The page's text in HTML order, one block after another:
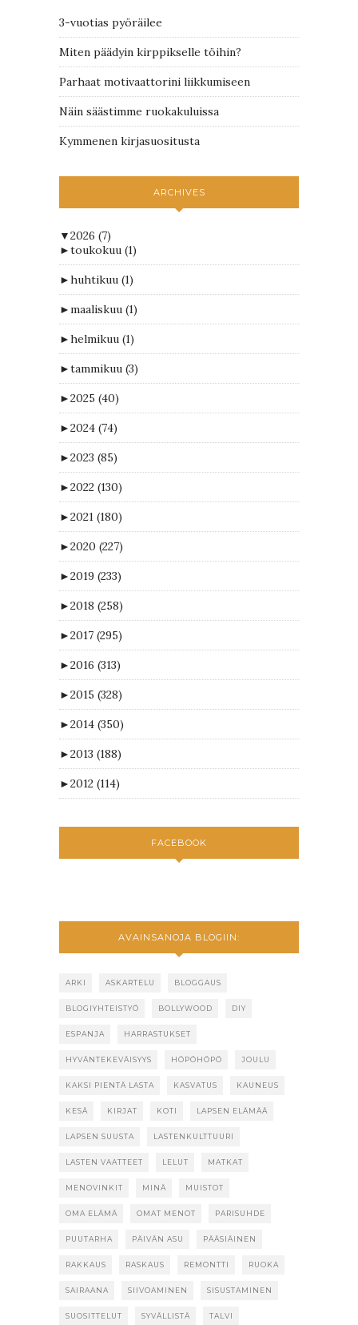
3-vuotias pyöräilee
Miten päädyin kirppikselle töihin?
Parhaat motivaattorini liikkumiseen
Näin säästimme ruokakuluissa
Kymmenen kirjasuositusta
ARCHIVES
▼2026 (7)
►toukokuu (1)
►huhtikuu (1)
►maaliskuu (1)
►helmikuu (1)
►tammikuu (3)
►2025 (40)
►2024 (74)
►2023 (85)
►2022 (130)
►2021 (180)
►2020 (227)
►2019 (233)
►2018 (258)
►2017 (295)
►2016 (313)
►2015 (328)
►2014 (350)
►2013 (188)
►2012 (114)
FACEBOOK
AVAINSANOJA BLOGIIN:
ARKI ASKARTELU BLOGGAUS
BLOGIYHTEISTYÖ BOLLYWOOD DIY
ESPANJA HARRASTUKSET
HYVÄNTEKEVÄISYYS HÖPÖHÖPÖ JOULU
KAKSI PIENTÄ LASTA KASVATUS KAUNEUS
KESÄ KIRJAT KOTI LAPSEN ELÄMÄÄ
LAPSEN SUUSTA LASTENKULTTUURI
LASTEN VAATTEET LELUT MATKAT
MENOVINKIT MINÄ MUISTOT
OMA ELÄMÄ OMAT MENOT PARISUHDE
PUUTARHA PÄIVÄN ASU PÄÄSIÄINEN
RAKKAUS RASKAUS REMONTTI RUOKA
SAIRAANA SIIVOAMINEN SISUSTAMINEN
SUOSITTELUT SYVÄLLISTÄ TALVI